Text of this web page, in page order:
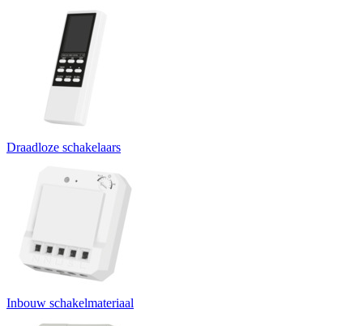
Draadloze schakelaars
Inbouw schakelmateriaal